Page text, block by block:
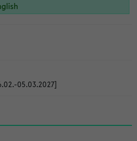
05.03.2027]